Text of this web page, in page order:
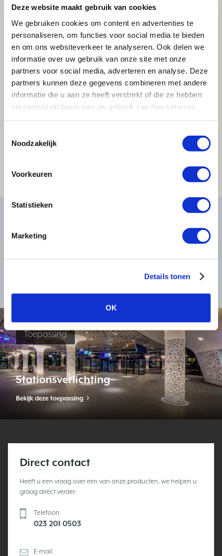
Deze website maakt gebruik van cookies
We gebruiken cookies om content en advertenties te
personaliseren, om functies voor social media te bieden
en om ons websiteverkeer te analyseren. Ook delen we
informatie over uw gebruik van onze site met onze
partners voor social media, adverteren en analyse. Deze
partners kunnen deze gegevens combineren met andere
informatie die u aan ze heeft verstrekt of die ze hebben
verzameld op basis van uw gebruik van hun services.
Noodzakelijk
Voorkeuren
Statistieken
Marketing
Details tonen
OK
Toepassing
Stationsverlichting
Bekijk deze toepassing
Direct contact
Heeft u een vraag over een van onze producten, we helpen u
graag direct verder:
Telefoon:
023 201 0503
E-mail: